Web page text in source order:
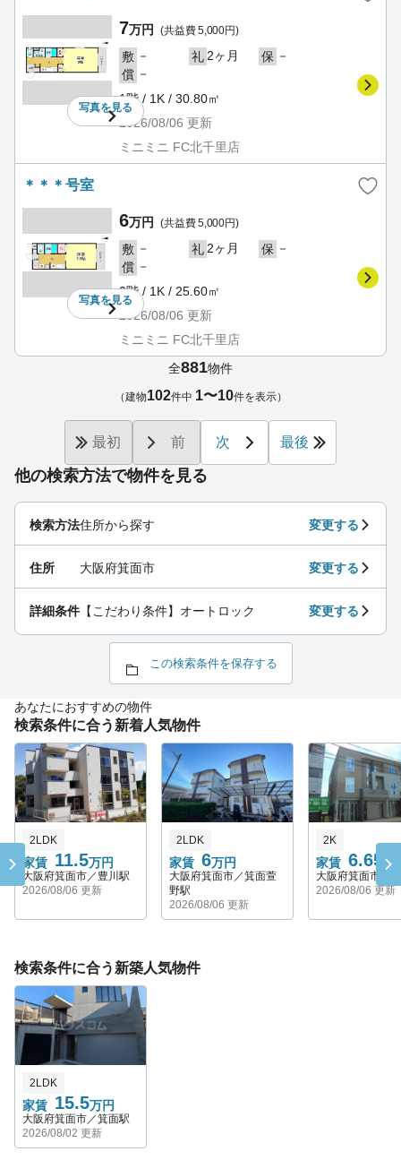
写真を見る
7万円 (共益費 5,000円)
敷 － 礼 2ヶ月 保 －
償 －
1階 / 1K / 30.80㎡
2026/08/06 更新
ミニミニ FC北千里店
＊＊＊号室
写真を見る
6万円 (共益費 5,000円)
敷 － 礼 2ヶ月 保 －
償 －
2階 / 1K / 25.60㎡
2026/08/06 更新
ミニミニ FC北千里店
他の検索方法で物件を見る
検索方法住所から探す 変更する
住所 大阪府箕面市 変更する
詳細条件 【こだわり条件】オートロック 変更する
この検索条件を保存する
全881物件
（建物102件中 1〜10件を表示）
最初 前 次 最後
あなたにおすすめの物件
検索条件に合う新着人気物件
2LDK
家賃 11.5万円
大阪府箕面市／豊川駅
2026/08/06 更新
2LDK
家賃 6万円
大阪府箕面市／箕面萱
野駅
2026/08/06 更新
2K
家賃 6.65 万
大阪府箕面市／
2026/08/06 更新
検索条件に合う新築人気物件
2LDK
家賃 15.5万円
大阪府箕面市／箕面駅
2026/08/02 更新